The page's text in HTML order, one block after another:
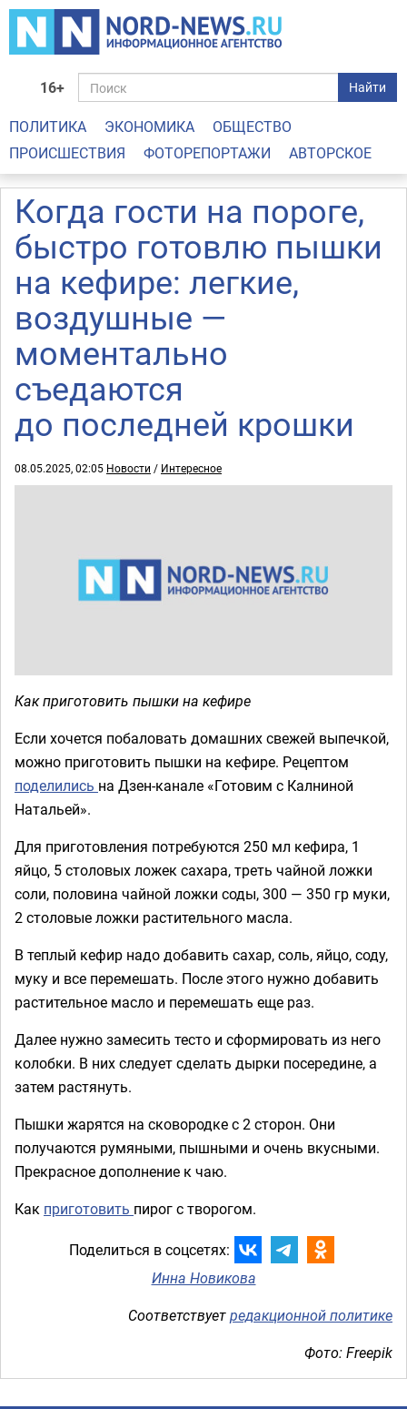
16+ Найти
ПОЛИТИКА ЭКОНОМИКА
ОБЩЕСТВО
ПРОИСШЕСТВИЯ
ФОТОРЕПОРТАЖИ АВТОРСКОЕ
Когда гости на пороге,
быстро готовлю пышки
на кефире: легкие,
воздушные —
моментально
съедаются
до последней крошки
08.05.2025, 02:05 Новости / Интересное
Как приготовить пышки на кефире
Если хочется побаловать домашних свежей выпечкой,
можно приготовить пышки на кефире. Рецептом
поделились на Дзен-канале «Готовим с Калниной
Натальей».
Для приготовления потребуются 250 мл кефира, 1
яйцо, 5 столовых ложек сахара, треть чайной ложки
соли, половина чайной ложки соды, 300 — 350 гр муки,
2 столовые ложки растительного масла.
В теплый кефир надо добавить сахар, соль, яйцо, соду,
муку и все перемешать. После этого нужно добавить
растительное масло и перемешать еще раз.
Далее нужно замесить тесто и сформировать из него
колобки. В них следует сделать дырки посередине, а
затем растянуть.
Пышки жарятся на сковородке с 2 сторон. Они
получаются румяными, пышными и очень вкусными.
Прекрасное дополнение к чаю.
Как приготовить пирог с творогом.
Поделиться в соцсетях:
Инна Новикова
Соответствуетредакционной политике
Фото: Freepik